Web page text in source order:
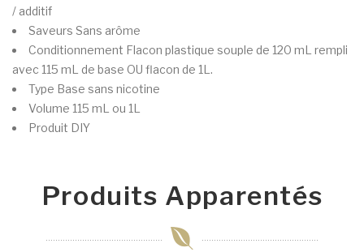
/ additif
Saveurs Sans arôme
Conditionnement Flacon plastique souple de 120 mL rempli
avec 115 mL de base OU flacon de 1L.
Type Base sans nicotine
Volume 115 mL ou 1L
Produit DIY
Produits Apparentés